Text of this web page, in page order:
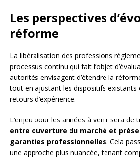
Les perspectives
réforme
La libéralisation des professions
processus continu qui fait l’objet
autorités envisagent d’étendre la
tout en ajustant les dispositifs existants
retours d’expérience.
L’enjeu pour les années à venir sera de
entre ouverture du marché et
garanties professionnelles. Cela
une approche plus nuancée, tenant